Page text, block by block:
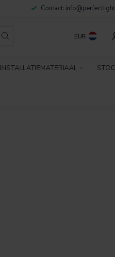
Contact:
EUR
INSTALLATIEMATERIAAL